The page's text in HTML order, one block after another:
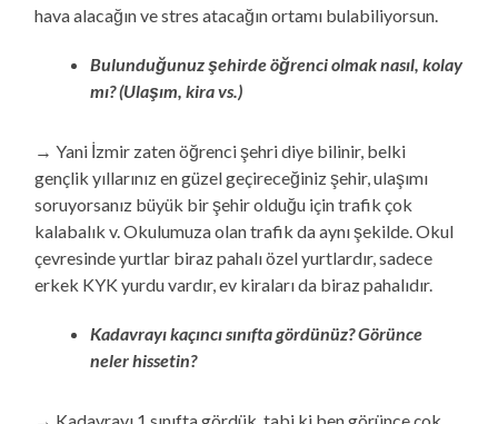
hava alacağın ve stres atacağın ortamı bulabiliyorsun.
Bulunduğunuz şehirde öğrenci olmak nasıl, kolay
mı? (Ulaşım, kira vs.)
→ Yani İzmir zaten öğrenci şehri diye bilinir, belki
gençlik yıllarınız en güzel geçireceğiniz şehir, ulaşımı
soruyorsanız büyük bir şehir olduğu için trafik çok
kalabalık v. Okulumuza olan trafik da aynı şekilde. Okul
çevresinde yurtlar biraz pahalı özel yurtlardır, sadece
erkek KYK yurdu vardır, ev kiraları da biraz pahalıdır.
Kadavrayı kaçıncı sınıfta gördünüz? Görünce
neler hissetin?